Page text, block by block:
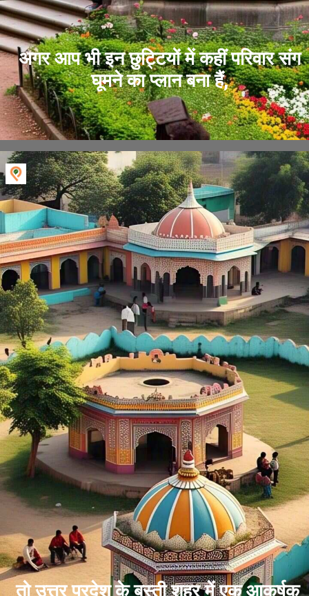
अगर आप भी इन छुट्टियों में कहीं परिवार संग
घूमने का प्लान बना हैं,
तो उत्तर प्रदेश के बस्ती शहर में एक आकर्षक